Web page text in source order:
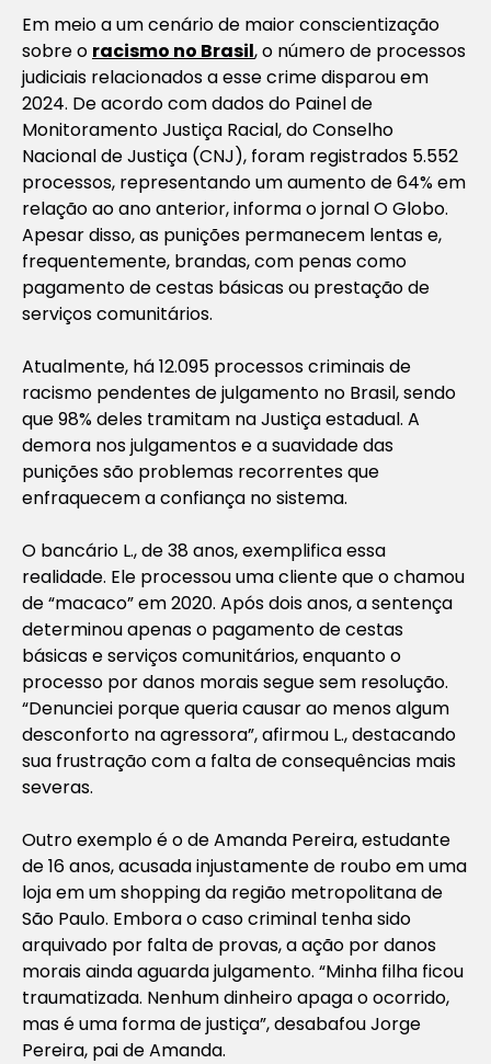
Em meio a um cenário de maior conscientização
sobre o racismo no Brasil, o número de processos
judiciais relacionados a esse crime disparou em
2024. De acordo com dados do Painel de
Monitoramento Justiça Racial, do Conselho
Nacional de Justiça (CNJ), foram registrados 5.552
processos, representando um aumento de 64% em
relação ao ano anterior, informa o jornal O Globo.
Apesar disso, as punições permanecem lentas e,
frequentemente, brandas, com penas como
pagamento de cestas básicas ou prestação de
serviços comunitários.
Atualmente, há 12.095 processos criminais de
racismo pendentes de julgamento no Brasil, sendo
que 98% deles tramitam na Justiça estadual. A
demora nos julgamentos e a suavidade das
punições são problemas recorrentes que
enfraquecem a confiança no sistema.
O bancário L., de 38 anos, exemplifica essa
realidade. Ele processou uma cliente que o chamou
de “macaco” em 2020. Após dois anos, a sentença
determinou apenas o pagamento de cestas
básicas e serviços comunitários, enquanto o
processo por danos morais segue sem resolução.
“Denunciei porque queria causar ao menos algum
desconforto na agressora”, afirmou L., destacando
sua frustração com a falta de consequências mais
severas.
Outro exemplo é o de Amanda Pereira, estudante
de 16 anos, acusada injustamente de roubo em uma
loja em um shopping da região metropolitana de
São Paulo. Embora o caso criminal tenha sido
arquivado por falta de provas, a ação por danos
morais ainda aguarda julgamento. “Minha filha ficou
traumatizada. Nenhum dinheiro apaga o ocorrido,
mas é uma forma de justiça”, desabafou Jorge
Pereira, pai de Amanda.